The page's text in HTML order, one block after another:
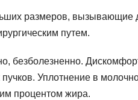
размеров,
путем.
безболезненно.
Уплотнение в
процентом жира.